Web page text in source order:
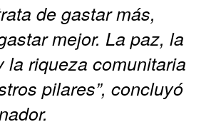
de gastar más,
mejor. La paz, la
la riqueza comunitaria
pilares”, concluyó